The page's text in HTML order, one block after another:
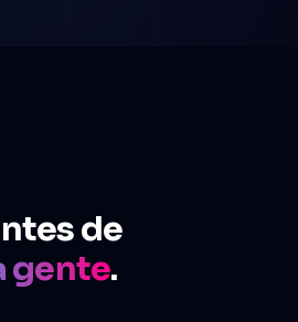
de
gente.